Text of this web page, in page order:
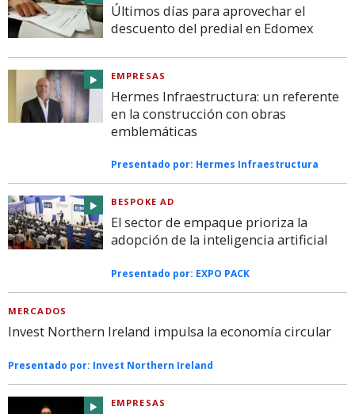
Últimos días para aprovechar el
descuento del predial en Edomex
EMPRESAS
Hermes Infraestructura: un referente
en la construcción con obras
emblemáticas
Presentado por: Hermes Infraestructura
BESPOKE AD
El sector de empaque prioriza la
adopción de la inteligencia artificial
Presentado por: EXPO PACK
MERCADOS
Invest Northern Ireland impulsa la economía circular
Presentado por: Invest Northern Ireland
EMPRESAS